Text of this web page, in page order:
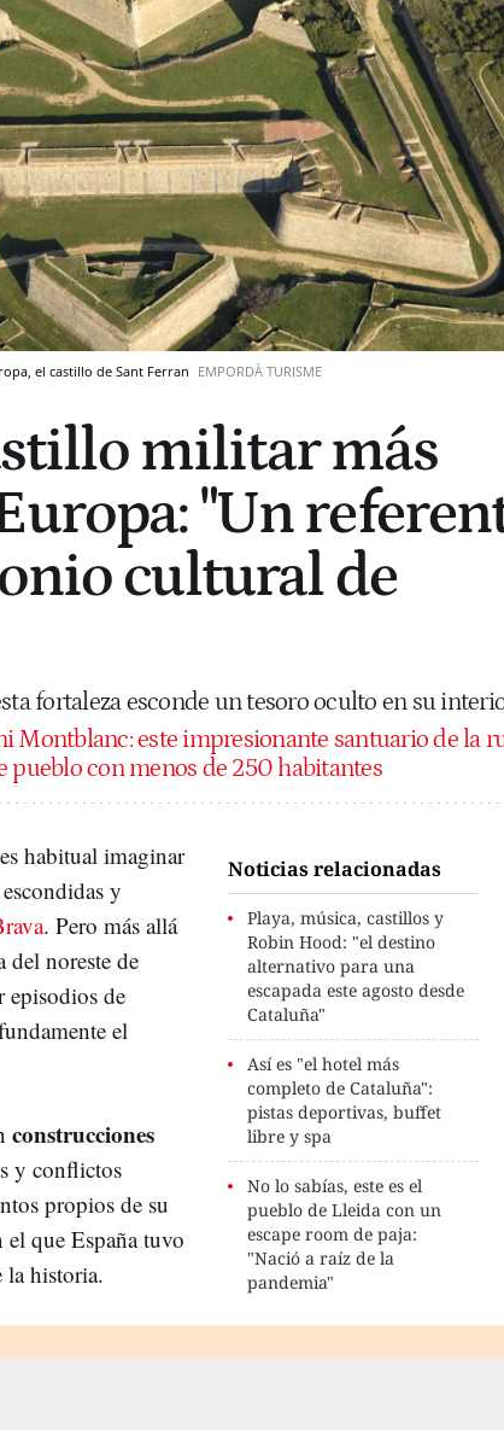
el castillo de Sant Ferran EMPORDÀ TURISME
militar más
"Un
cultural de
fortaleza esconde un tesoro oculto en su
Montblanc: este impresionante santuario de la
pueblo con menos de 250 habitantes
Noticias relacionadas
Playa, música, castillos y
Robin Hood: "el destino
alternativo para una
escapada este agosto desde
Cataluña"
Así es "el hotel más
completo de Cataluña":
pistas deportivas, buffet
libre y spa
No lo sabías, este es el
pueblo de Lleida con un
escape room de paja:
"Nació a raíz de la
pandemia"
habitual imaginar
y
. Pero más allá
del noreste de
de
el
construcciones
y conflictos
propios de su
el que España tuvo
la historia.